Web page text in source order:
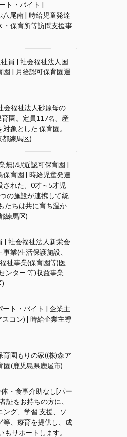
ト・バイト |
八尾南 | 時給児童発達
・保育所等訪問支援事
員 | 社会福祉法人国
園 | 月給認可保育園運
会福祉法人砂原母の
園。定員117名、産
象とした 保育園。
練馬区)
無)/駅近認可保育園 |
保育園 | 時給児童発達
された、0才～5才児
の施設が連携して統
たちは共に育ち温か
練馬区)
| 社会福祉法人新栄会
業(生活保護施設、
祉事業(保育園等)医
ンター 等)収益事業
)
ート・バイト | 企業主
コン) | 時給企業主導
育園もりの家((株)森ア
園(鹿児島県鹿屋市)
・食事介助なし[パー
証をお持ちの方に、
グ、学習 支援、ソ
等、療育を提供し、成
もサポートします。